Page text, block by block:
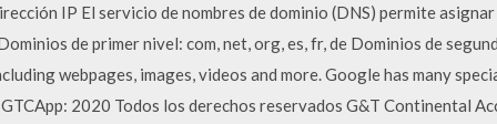
IP El servicio de nombres de dominio (DNS) permite
de primer nivel: com, net, org, es, fr, de Dominios de
webpages, images, videos and more. Google has many
2020 Todos los derechos reservados G&T Continental